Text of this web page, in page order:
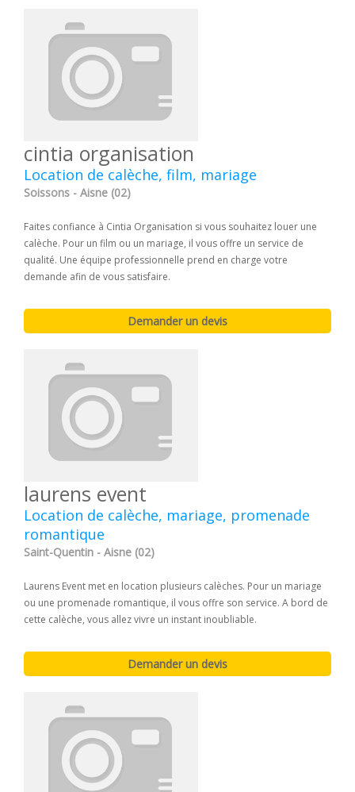
cintia organisation
Location de calèche, film, mariage
Soissons - Aisne (02)
Faites confiance à Cintia Organisation si vous souhaitez louer une
calèche. Pour un film ou un mariage, il vous offre un service de
qualité. Une équipe professionnelle prend en charge votre
demande afin de vous satisfaire.
laurens event
Location de calèche, mariage, promenade
romantique
Saint-Quentin - Aisne (02)
Laurens Event met en location plusieurs calèches. Pour un mariage
ou une promenade romantique, il vous offre son service. A bord de
cette calèche, vous allez vivre un instant inoubliable.